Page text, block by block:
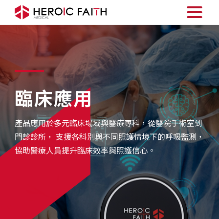
術中呼吸監控
術後呼吸監控
臨床應用
產品應用於多元臨床場域與醫療專科，從醫院手術室到
門診診所， 支援各科別與不同照護情境下的呼吸監測，
協助醫療人員提升臨床效率與照護信心。